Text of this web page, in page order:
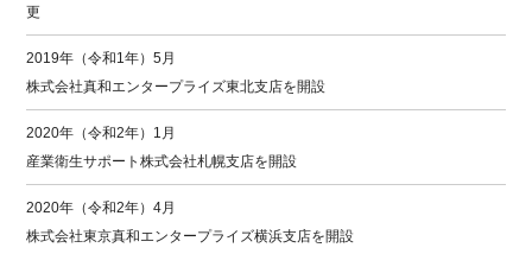
更
2019年（令和1年）5月
株式会社真和エンタープライズ東北支店を開設
2020年（令和2年）1月
産業衛生サポート株式会社札幌支店を開設
2020年（令和2年）4月
株式会社東京真和エンタープライズ横浜支店を開設